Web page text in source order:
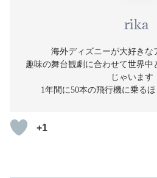
rika
海外ディズニーが大好き
趣味の舞台観劇に合わせて世界中
じゃいます
1年間に50本の飛行機に乗るほ
+1